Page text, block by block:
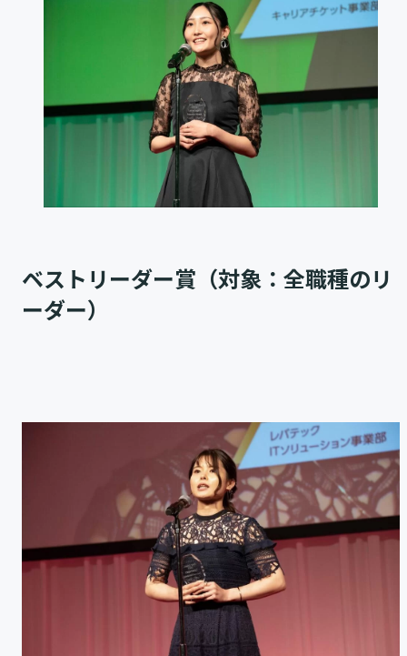
ベストリーダー賞（対象：全職種のリ
ーダー）